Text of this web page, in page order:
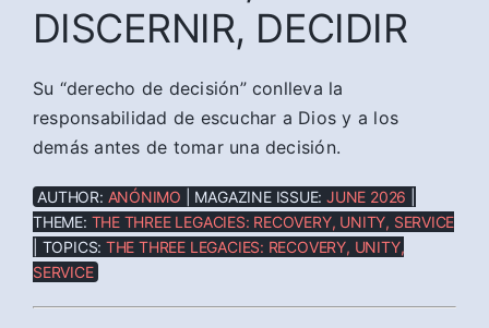
DISCERNIR, DECIDIR
Su “derecho de decisión” conlleva la
responsabilidad de escuchar a Dios y a los
demás antes de tomar una decisión.
AUTHOR: ANÓNIMO | MAGAZINE ISSUE:JUNE 2026
THEME: THE THREE LEGACIES: RECOVERY, UNITY, SERVICE
| TOPICS: THE THREE LEGACIES: RECOVERY, UNITY,
SERVICE